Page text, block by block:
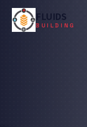
FLUIDS
BUILDING